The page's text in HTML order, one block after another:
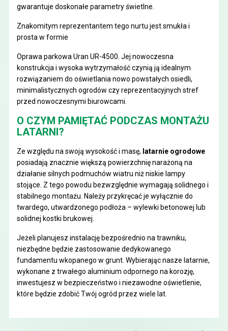
gwarantuje doskonałe parametry świetlne.
Znakomitym reprezentantem tego nurtu jest smukła i
prosta w formie
Oprawa parkowa Uran UR-4500 . Jej nowoczesna
konstrukcja i wysoka wytrzymałość czynią ją idealnym
rozwiązaniem do oświetlania nowo powstałych osiedli,
minimalistycznych ogrodów czy reprezentacyjnych stref
przed nowoczesnymi biurowcami.
O CZYM PAMIĘTAĆ PODCZAS MONTAŻU
LATARNI?
Ze względu na swoją wysokość i masę, latarnie ogrodowe
posiadają znacznie większą powierzchnię narażoną na
działanie silnych podmuchów wiatru niż niskie lampy
stojące. Z tego powodu bezwzględnie wymagają solidnego i
stabilnego montażu. Należy przykręcać je wyłącznie do
twardego, utwardzonego podłoża – wylewki betonowej lub
solidnej kostki brukowej.
Jeżeli planujesz instalację bezpośrednio na trawniku,
niezbędne będzie zastosowanie dedykowanego
fundamentu wkopanego w grunt. Wybierając nasze latarnie,
wykonane z trwałego aluminium odpornego na korozję,
inwestujesz w bezpieczeństwo i niezawodne oświetlenie,
które będzie zdobić Twój ogród przez wiele lat.